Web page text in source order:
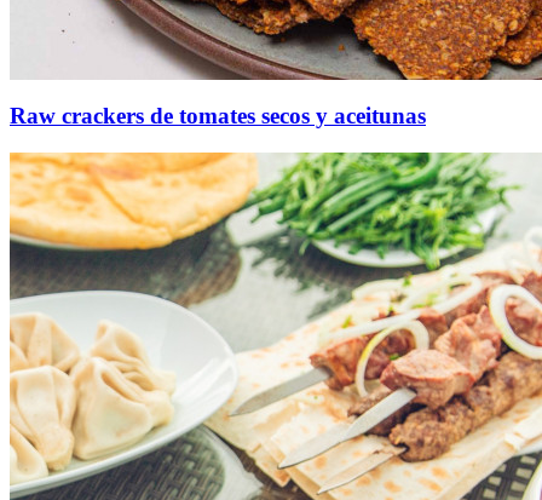
Raw crackers de tomates secos y aceitunas